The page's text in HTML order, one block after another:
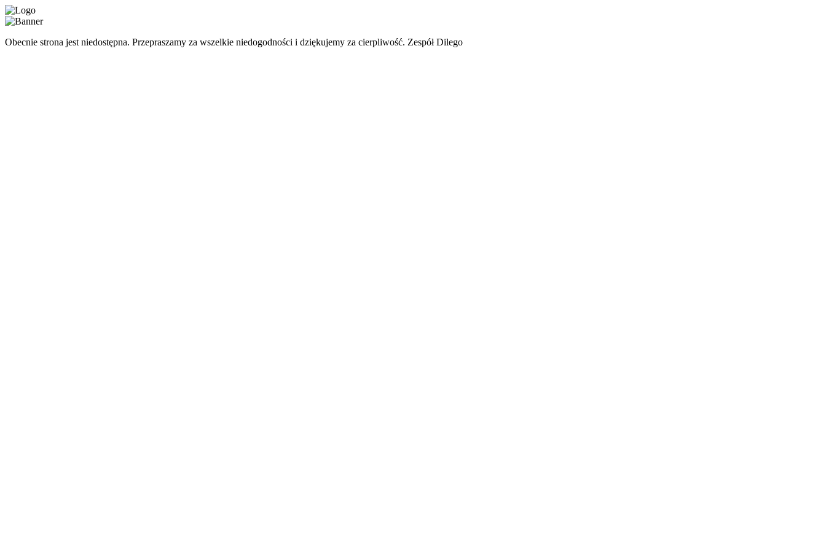
Obecnie strona jest niedostępna. Przepraszamy za wszelkie niedogodności i dziękujemy za cierpliwość. Zespół Dilego